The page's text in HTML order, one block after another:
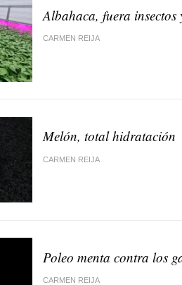
Albahaca, fuera insectos
CARMEN REIJA
Melón, total hidratación
CARMEN REIJA
Poleo menta contra los
CARMEN REIJA